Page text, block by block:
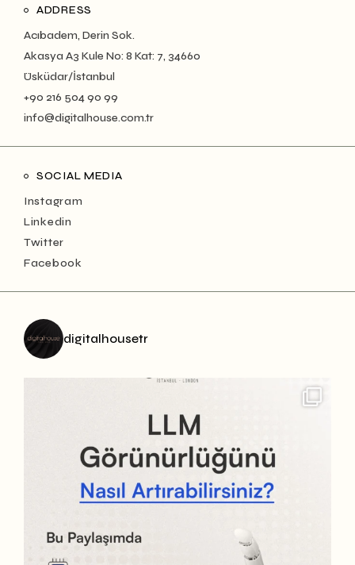
ADDRESS
Acıbadem, Derin Sok.
Akasya A3 Kule No: 8 Kat: 7, 34660
Üsküdar/İstanbul
+90 216 504 90 99
info@digitalhouse.com.tr
SOCIAL MEDIA
Instagram
Linkedin
Twitter
Facebook
digitalhousetr